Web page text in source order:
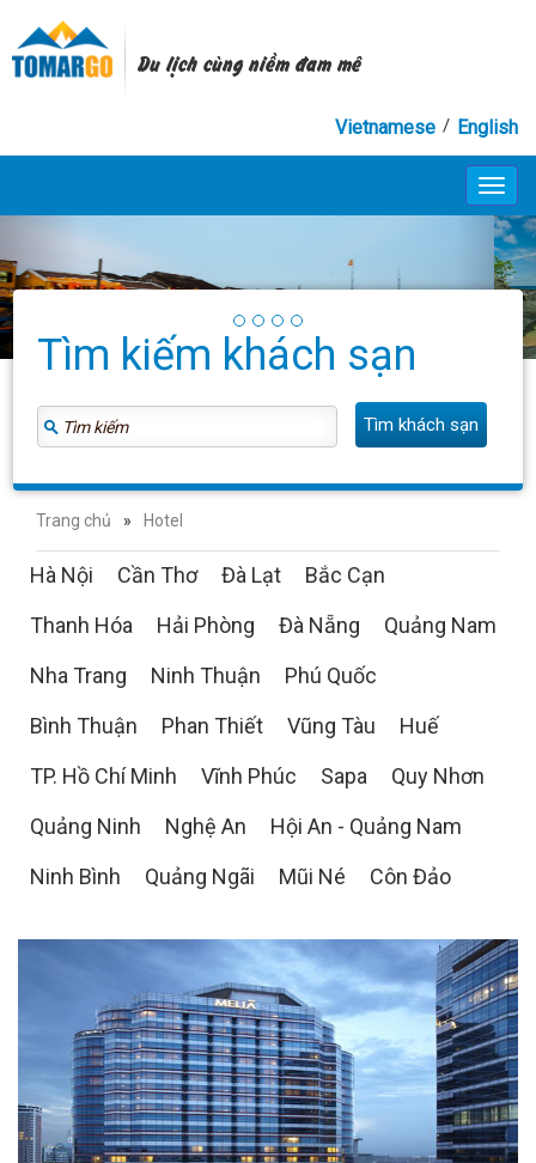
Du lịch cùng niềm đam mê
English
/
Vietnamese
Tìm kiếm khách sạn
Trang chủ » Hotel
Hà Nội Cần Thơ Đà Lạt
Bắc Cạn
Thanh Hóa
Hải Phòng Đà Nẵng
Quảng Nam
Nha Trang
Ninh Thuận
Phú Quốc
Bình Thuận
Phan Thiết Vũng Tàu
Huế
TP. Hồ Chí Minh
Vĩnh Phúc Sapa
Quy Nhơn
Quảng Ninh
Nghệ An
Hội An - Quảng Nam
Ninh Bình
Quảng Ngãi Mũi Né Côn Đảo